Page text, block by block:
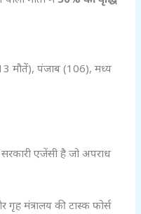
मौतें), पंजाब (106), मध्य
सरकारी एजेंसी है जो अपराध
गृह मंत्रालय की टास्क फोर्स